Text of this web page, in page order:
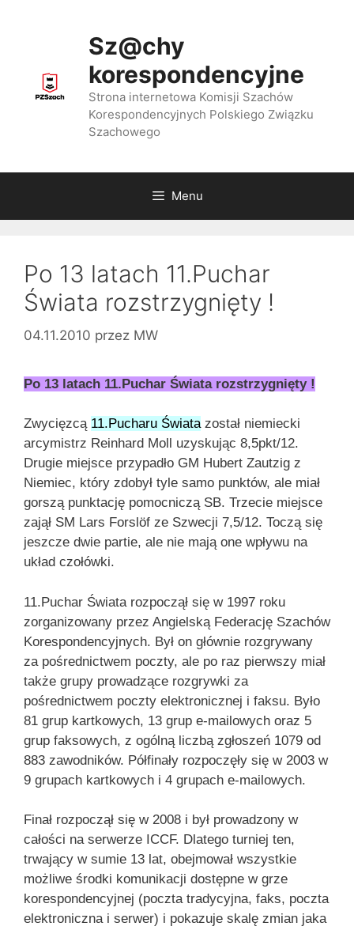
Sz@chy
korespondencyjne
Strona internetowa Komisji Szachów
Korespondencyjnych Polskiego Związku
Szachowego
Menu
Po 13 latach 11.Puchar
Świata rozstrzygnięty !
04.11.2010 przez MW
Po 13 latach 11.Puchar Świata rozstrzygnięty !
Zwycięzcą 11.Pucharu Światazostał niemiecki
arcymistrz Reinhard Moll uzyskując 8,5pkt/12.
Drugie miejsce przypadło GM Hubert Zautzig z
Niemiec, który zdobył tyle samo punktów, ale miał
gorszą punktację pomocniczą SB. Trzecie miejsce
zajął SM Lars Forslöf ze Szwecji 7,5/12. Toczą się
jeszcze dwie partie, ale nie mają one wpływu na
układ czołówki.
11.Puchar Świata rozpoczął się w 1997 roku
zorganizowany przez Angielską Federację Szachów
Korespondencyjnych. Był on głównie rozgrywany
za pośrednictwem poczty, ale po raz pierwszy miał
także grupy prowadzące rozgrywki za
pośrednictwem poczty elektronicznej i faksu. Było
81 grup kartkowych, 13 grup e-mailowych oraz 5
grup faksowych, z ogólną liczbą zgłoszeń 1079 od
883 zawodników. Półfinały rozpoczęły się w 2003 w
9 grupach kartkowych i 4 grupach e-mailowych.
Finał rozpoczął się w 2008 i był prowadzony w
całości na serwerze ICCF. Dlatego turniej ten,
trwający w sumie 13 lat, obejmował wszystkie
możliwe środki komunikacji dostępne w grze
korespondencyjnej (poczta tradycyjna, faks, poczta
elektroniczna i serwer) i pokazuje skalę zmian jaka